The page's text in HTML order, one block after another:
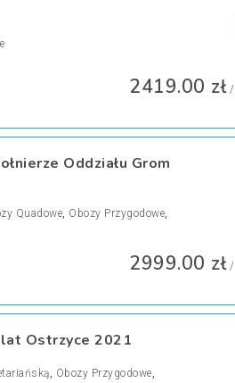
2419.00 zł/
Oddziału Grom
Quadowe, Obozy Przygodowe,
2999.00 zł/
Ostrzyce 2021
, Obozy Przygodowe,